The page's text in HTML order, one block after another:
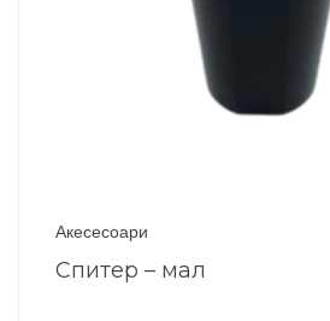
Акесесоари
Спитер – мал